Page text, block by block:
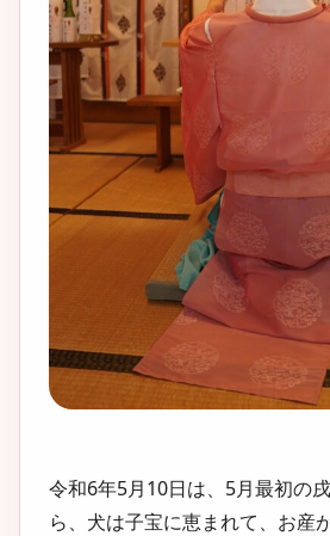
令和6年5月10日は、5月最初の
ら、犬は子宝に恵まれて、お産